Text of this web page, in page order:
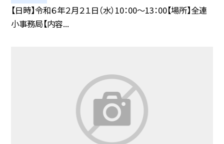
【日時】令和６年２月２１日（水）10：00〜13：00【場所】全連
小事務局【内容...